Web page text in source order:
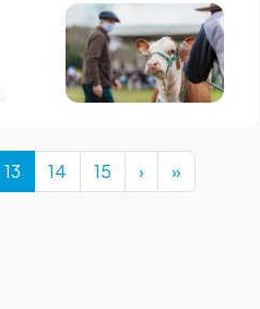
Current Page
13 Page
14 Page
15 › »